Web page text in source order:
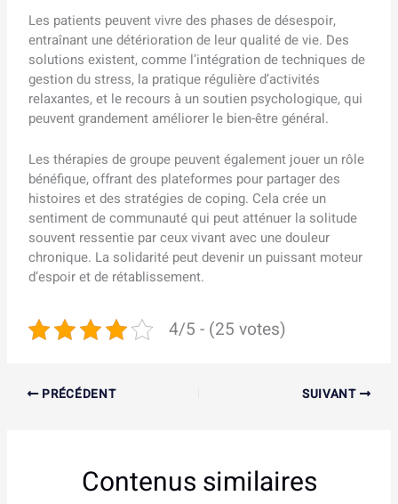
Les patients peuvent vivre des phases de désespoir,
entraînant une détérioration de leur qualité de vie. Des
solutions existent, comme l’intégration de techniques de
gestion du stress, la pratique régulière d’activités
relaxantes, et le recours à un soutien psychologique, qui
peuvent grandement améliorer le bien-être général.
Les thérapies de groupe peuvent également jouer un rôle
bénéfique, offrant des plateformes pour partager des
histoires et des stratégies de coping. Cela crée un
sentiment de communauté qui peut atténuer la solitude
souvent ressentie par ceux vivant avec une douleur
chronique. La solidarité peut devenir un puissant moteur
d’espoir et de rétablissement.
4/5 - (25 votes)
PRÉCÉDENT SUIVANT
Contenus similaires